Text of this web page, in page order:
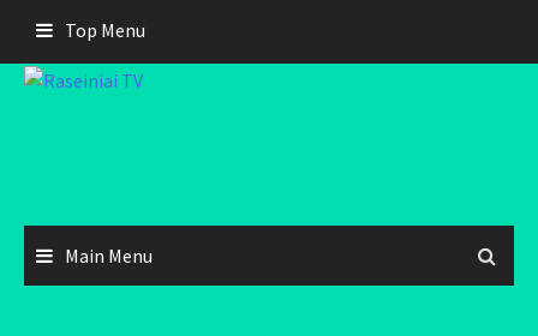
content
Top Menu
Main Menu